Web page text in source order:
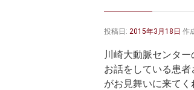
投稿日: 2015年3月18日 作
川崎大動脈センタ
お話をしている患
がお見舞いに来て